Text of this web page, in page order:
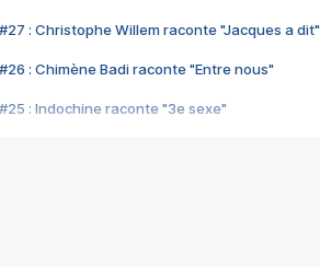
#27 : Christophe Willem raconte "Jacques a dit"
#26 : Chimène Badi raconte "Entre nous"
#25 : Indochine raconte "3e sexe"